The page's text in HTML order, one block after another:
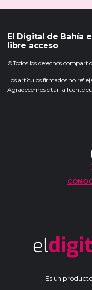
El Digital de Bahía
libre acceso
©Todos los derechos
Los artículos firmados no
Agradecemos citar la fuente
Es un